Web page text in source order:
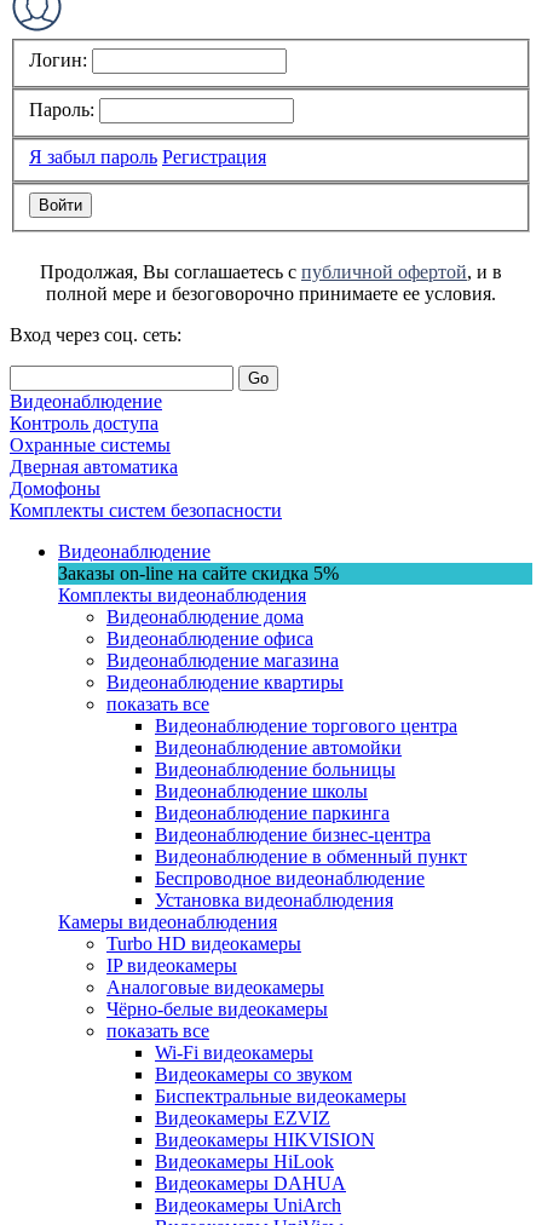
Логин:
Пароль:
Я забыл пароль Регистрация
Продолжая, Вы соглашаетесь с публичной офертой, и в
полной мере и безоговорочно принимаете ее условия.
Вход через соц. сеть:
Go
Видеонаблюдение
Контроль доступа
Охранные системы
Дверная автоматика
Домофоны
Комплекты систем безопасности
Видеонаблюдение
Заказы on-line на сaйте скидка 5%
Комплекты видеонаблюдения
Видеонаблюдение дома
Видеонаблюдение офиса
Видеонаблюдение магазина
Видеонаблюдение квартиры
показать все
Видеонаблюдение торгового центра
Видеонаблюдение автомойки
Видеонаблюдение больницы
Видеонаблюдение школы
Видеонаблюдение паркинга
Видеонаблюдение бизнес-центра
Видеонаблюдение в обменный пункт
Беспроводное видеонаблюдение
Установка видеонаблюдения
Камеры видеонаблюдения
Turbo HD видеокамеры
IP видеокамеры
Аналоговые видеокамеры
Чёрно-белые видеокамеры
показать все
Wi-Fi видеокамеры
Видеокамеры со звуком
Биспектральные видеокамеры
Видеокамеры EZVIZ
Видеокамеры HIKVISION
Видеокамеры HiLook
Видеокамеры DAHUA
Видеокамеры UniArch